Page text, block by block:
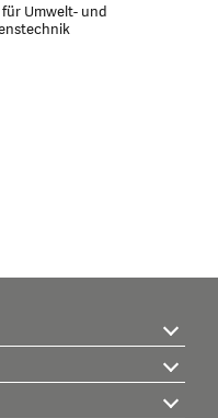
Umwelt- und